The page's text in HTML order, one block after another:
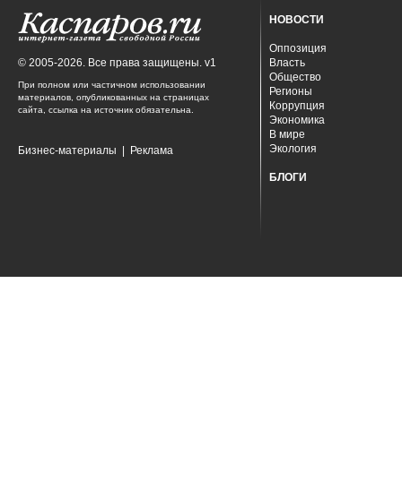
© 2005-2026. Все права защищены. v1
При полном или частичном использовании
материалов, опубликованных на страницах
сайта, ссылка на источник обязательна.
Бизнес-материалы Реклама
НОВОСТИ
Оппозиция
Власть
Общество
Регионы
Коррупция
Экономика
В мире
Экология
БЛОГИ